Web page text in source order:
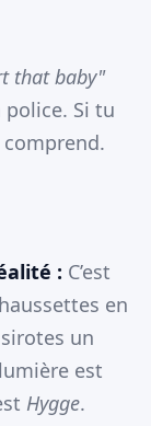
that baby"
police. Si tu
: C’est
en
un
est
Hygge.